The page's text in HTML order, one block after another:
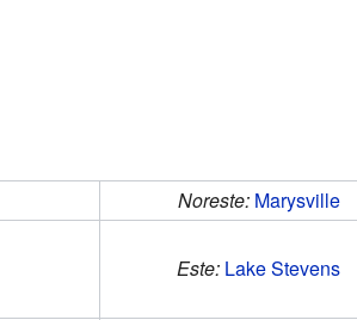
Noreste: Marysville
Este: Lake Stevens